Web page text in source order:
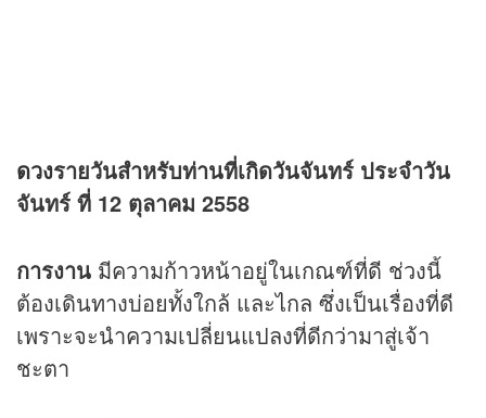
ดวงรายวันสำหรับท่านที่เกิดวันจันทร์ ประจำวัน
จันทร์ ที่ 12 ตุลาคม 2558
การงาน มีความก้าวหน้าอยู่ในเกณฑ์ที่ดี ช่วงนี้
ต้องเดินทางบ่อยทั้งใกล้ และไกล ซึ่งเป็นเรื่องที่ดี
เพราะจะนำความเปลี่ยนแปลงที่ดีกว่ามาสู่เจ้า
ชะตา